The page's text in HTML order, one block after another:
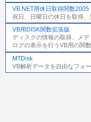
VB.NET用休日取得関数2005
祝日、日曜日の休日を取得
VB用DISK関数拡張版
ディスクの情報の取得、メ
ログの表示を行うVB用の関
MTDisk
VB解析データを自由なフォ